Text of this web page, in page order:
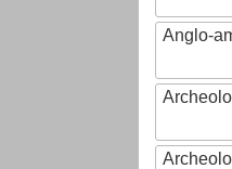
Anglo-